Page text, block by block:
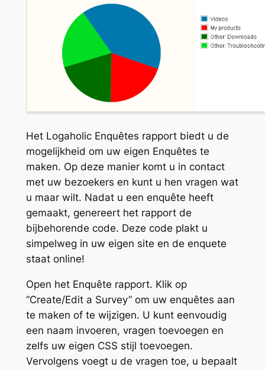
Het Logaholic Enquêtes rapport biedt u de
mogelijkheid om uw eigen Enquêtes te
maken. Op deze manier komt u in contact
met uw bezoekers en kunt u hen vragen wat
u maar wilt. Nadat u een enquête heeft
gemaakt, genereert het rapport de
bijbehorende code. Deze code plakt u
simpelweg in uw eigen site en de enquete
staat online!
Open het Enquête rapport. Klik op
“Create/Edit a Survey” om uw enquêtes aan
te maken of te wijzigen. U kunt eenvoudig
een naam invoeren, vragen toevoegen en
zelfs uw eigen CSS stijl toevoegen.
Vervolgens voegt u de vragen toe, u bepaalt